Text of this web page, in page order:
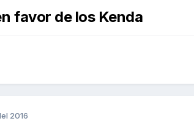
favor de los Kenda
2016